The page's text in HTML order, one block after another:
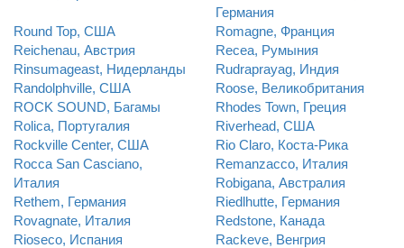
Германия
Round Top, США
Romagne, Франция
Reichenau, Австрия
Recea, Румыния
Rinsumageast, Нидерланды
Rudraprayag, Индия
Randolphville, США
Roose, Великобритания
ROCK SOUND, Багамы
Rhodes Town, Греция
Rolica, Португалия
Riverhead, США
Rockville Center, США
Rio Claro, Коста-Рика
Rocca San Casciano,
Италия
Remanzacco, Италия
Robigana, Австралия
Rethem, Германия
Riedlhutte, Германия
Rovagnate, Италия
Redstone, Канада
Rioseco, Испания
Rackeve, Венгрия